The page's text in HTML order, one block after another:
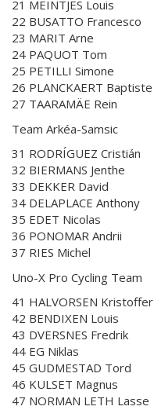
21 MEINTJES Louis
22 BUSATTO Francesco
23 MARIT Arne
24 PAQUOT Tom
25 PETILLI Simone
26 PLANCKAERT Baptiste
27 TAARAMÄE Rein
Team Arkéa-Samsic
31 RODRÍGUEZ Cristián
32 BIERMANS Jenthe
33 DEKKER David
34 DELAPLACE Anthony
35 EDET Nicolas
36 PONOMAR Andrii
37 RIES Michel
Uno-X Pro Cycling Team
41 HALVORSEN Kristoffer
42 BENDIXEN Louis
43 DVERSNES Fredrik
44 EG Niklas
45 GUDMESTAD Tord
46 KULSET Magnus
47 NORMAN LETH Lasse